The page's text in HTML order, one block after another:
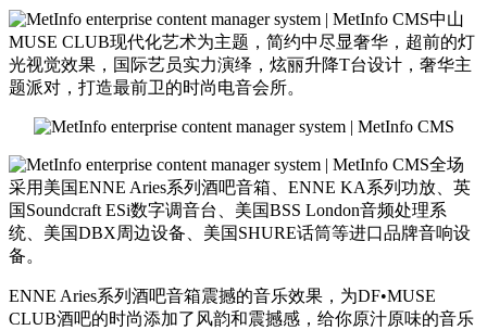
中山
MUSE CLUB现代化艺术为主题，简约中尽显奢华，超前的灯
光视觉效果，国际艺员实力演绎，炫丽升降T台设计，奢华主
题派对，打造最前卫的时尚电音会所。
全场
采用美国ENNE Aries系列酒吧音箱、ENNE KA系列功放、英
国Soundcraft ESi数字调音台、美国BSS London音频处理系
统、美国DBX周边设备、美国SHURE话筒等进口品牌音响设
备。
ENNE Aries系列酒吧音箱震撼的音乐效果，为DF•MUSE
CLUB酒吧的时尚添加了风韵和震撼感，给你原汁原味的音乐